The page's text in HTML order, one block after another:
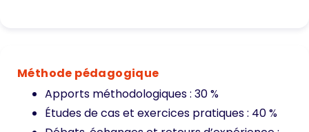
Méthode pédagogique
Apports méthodologiques : 30 %
Études de cas et exercices pratiques : 40 %